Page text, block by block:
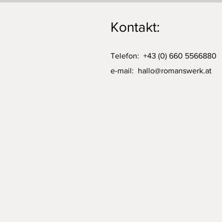
Kontakt:
Telefon: +43 (0) 660 5566880
e-mail: hallo@romanswerk.at